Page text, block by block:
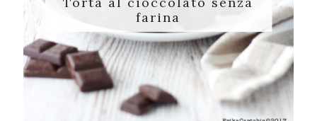
farina